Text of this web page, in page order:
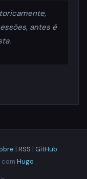
antes é
| RSS | GitHub
com Hugo